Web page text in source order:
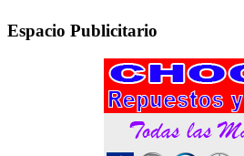
Espacio Publicitario